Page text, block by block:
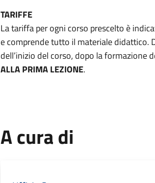
TARIFFE
La tariffa per ogni corso prescelto è
e comprende tutto il materiale didattico.
dell’inizio del corso, dopo la formazione
ALLA PRIMA LEZIONE.
A cura di